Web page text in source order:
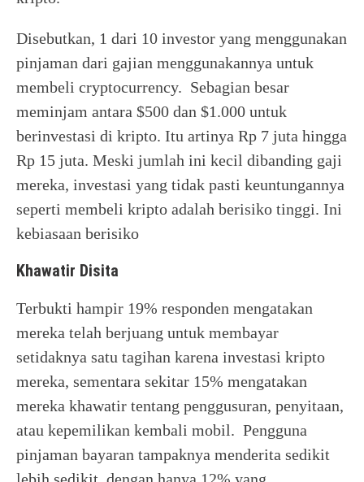
Disebutkan, 1 dari 10 investor yang menggunakan
pinjaman dari gajian menggunakannya untuk
membeli cryptocurrency. Sebagian besar
meminjam antara $500 dan $1.000 untuk
berinvestasi di kripto. Itu artinya Rp 7 juta hingga
Rp 15 juta. Meski jumlah ini kecil dibanding gaji
mereka, investasi yang tidak pasti keuntungannya
seperti membeli kripto adalah berisiko tinggi. Ini
kebiasaan berisiko
Khawatir Disita
Terbukti hampir 19% responden mengatakan
mereka telah berjuang untuk membayar
setidaknya satu tagihan karena investasi kripto
mereka, sementara sekitar 15% mengatakan
mereka khawatir tentang penggusuran, penyitaan,
atau kepemilikan kembali mobil. Pengguna
pinjaman bayaran tampaknya menderita sedikit